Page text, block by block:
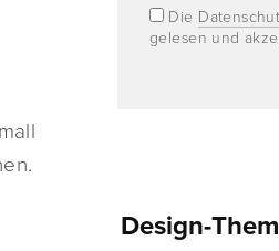
Die
gelesen und
Design-